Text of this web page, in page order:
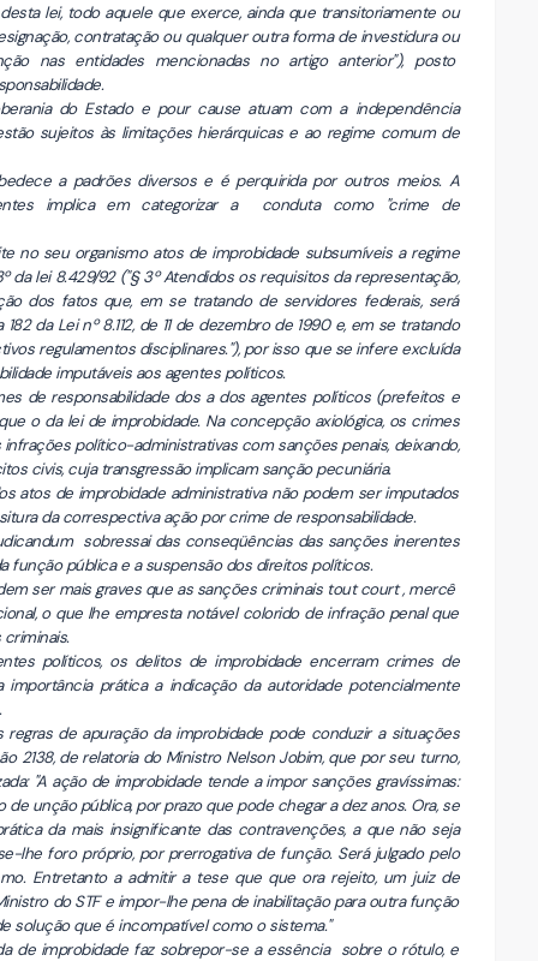
lei, todo aquele que exerce, ainda que transitoriamente ou
contratação ou qualquer outra forma de investidura ou
nas entidades mencionadas no artigo anterior"), posto
do Estado e pour cause atuam com a independência
sujeitos às limitações hierárquicas e ao regime comum de
a padrões diversos e é perquirida por outros meios. A
implica em categorizar a conduta como "crime de
no seu organismo atos de improbidade subsumíveis a regime
da lei 8.429/92 ("§ 3º Atendidos os requisitos da representação,
dos fatos que, em se tratando de servidores federais, será
da Lei nº 8.112, de 11 de dezembro de 1990 e, em se tratando
regulamentos disciplinares."), por isso que se infere excluída
imputáveis aos agentes políticos.
de responsabilidade dos a dos agentes políticos (prefeitos e
o da lei de improbidade. Na concepção axiológica, os crimes
político-administrativas com sanções penais, deixando,
civis, cuja transgressão implicam sanção pecuniária.
atos de improbidade administrativa não podem ser imputados
da correspectiva ação por crime de responsabilidade.
sobressai das conseqüências das sanções inerentes
função pública e a suspensão dos direitos políticos.
ser mais graves que as sanções criminais tout court , mercê
o que lhe empresta notável colorido de infração penal que
políticos, os delitos de improbidade encerram crimes de
importância prática a indicação da autoridade potencialmente
de apuração da improbidade pode conduzir a situações
2138, de relatoria do Ministro Nelson Jobim, que por seu turno,
"A ação de improbidade tende a impor sanções gravíssimas:
unção pública, por prazo que pode chegar a dez anos. Ora, se
da mais insignificante das contravenções, a que não seja
lhe foro próprio, por prerrogativa de função. Será julgado pelo
Entretanto a admitir a tese que que ora rejeito, um juiz de
do STF e impor-lhe pena de inabilitação para outra função
solução que é incompatível como o sistema."
de improbidade faz sobrepor-se a essência sobre o rótulo, e